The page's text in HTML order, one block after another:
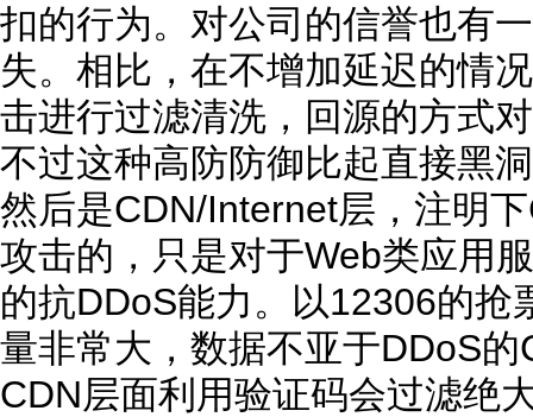
扣的行为。对公司的信誉也有
失。相比，在不增加延迟的情
击进行过滤清洗，回源的方式
不过这种高防防御比起直接黑
然后是CDN/Internet层，注明
攻击的，只是对于Web类应用
的抗DDoS能力。以12306的抢
量非常大，数据不亚于DDoS
CDN层面利用验证码会过滤绝